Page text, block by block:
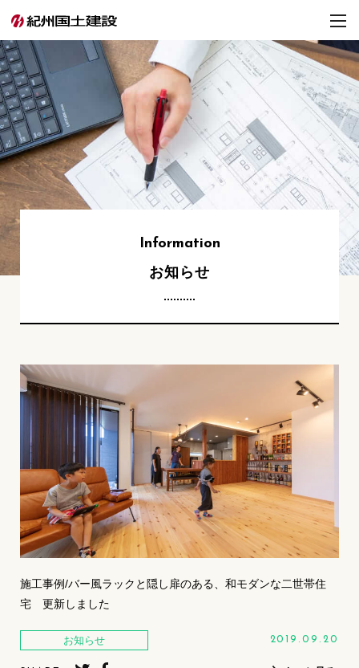
お知らせ
Information
施工事例/バー風ラックと隠し扉のある、和モダンな二世帯住
宅 更新しました
お知らせ 2019.09.20